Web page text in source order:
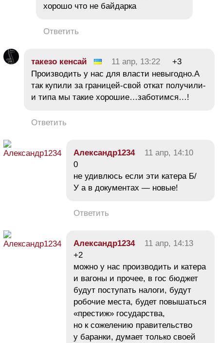
хорошо что не байдарка
Ответить
такезо кенсай 11 апр, 13:22
+3
Производить у нас для власти невыгодно.А
так купили за границей-свой откат получили-
и типа мы такие хорошие…заботимся…!
Ответить
Александр1234
11 апр, 14:10
0
не удивлюсь если эти катера Б/
У а в документах — новые!
Ответить
Александр1234
11 апр, 14:13
+2
можно у нас производить и катера
и вагоны и прочее, в гос бюджет
будут поступать налоги, будут
робочие места, будет повышаться
«престиж» государства,
но к сожелению правительство
у баранки, думает только своей